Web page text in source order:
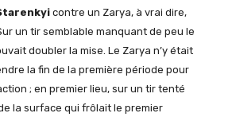
contre un Zarya, à vrai dire,
un tir semblable manquant de peu le
doubler la mise. Le Zarya n’y était
la fin de la première période pour
; en premier lieu, sur un tir tenté
la surface qui frôlait le premier